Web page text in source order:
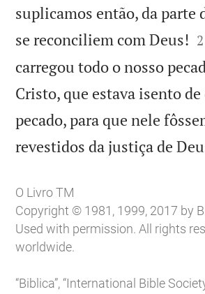
suplicamos então, da parte
se reconciliem com Deus! 
carregou todo o nosso
Cristo, que estava isento
pecado, para que nele
revestidos da justiça de
O Livro TM
Copyright © 1981, 1999, 2017 by
Used with permission. All rights
worldwide.
“Biblica”, “International Bible